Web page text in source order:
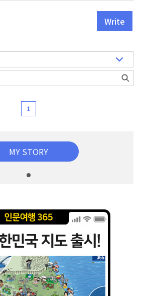
Write
1
MY STORY